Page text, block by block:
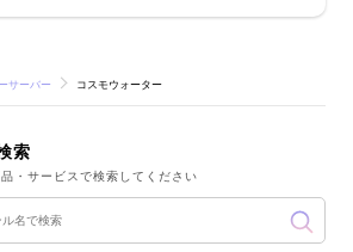
サーバー コスモウォーター
索
・サービスで検索してください